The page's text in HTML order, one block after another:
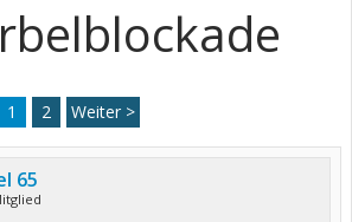
1 2 Weiter >
65